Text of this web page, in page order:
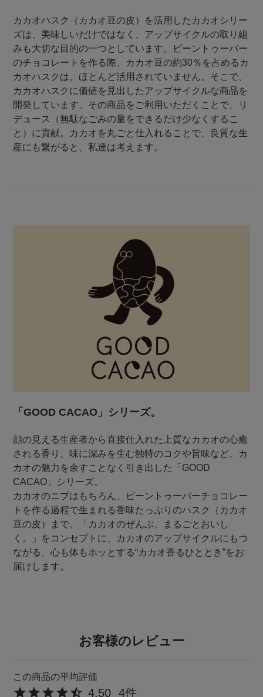
カカオハスク（カカオ豆の皮）を活用したカカオシリー
ズは、美味しいだけではなく、アップサイクルの取り組
みも大切な目的の一つとしています。ビーントゥーバー
のチョコレートを作る際、カカオ豆の約30％を占めるカ
カオハスクは、ほとんど活用されていません。そこで、
カカオハスクに価値を見出したアップサイクルな商品を
開発しています。その商品をご利用いただくことで、リ
デュース（無駄なごみの量をできるだけ少なくするこ
と）に貢献。カカオを丸ごと仕入れることで、良質な生
産にも繋がると、私達は考えます。
「GOOD CACAO」シリーズ。
顔の見える生産者から直接仕入れた上質なカカオの心癒
される香り、味に深みを生む独特のコクや旨味など、カ
カオの魅力を余すことなく引き出した「GOOD
CACAO」シリーズ。
カカオのニブはもちろん、ビーントゥーバーチョコレー
トを作る過程で生まれる香味たっぷりのハスク（カカオ
豆の皮）まで。「カカオのぜんぶ、まるごとおいし
く。」をコンセプトに、カカオのアップサイクルにもつ
ながる、心も体もホッとする“カカオ香るひととき”をお
届けします。
お客様のレビュー
4.50 4